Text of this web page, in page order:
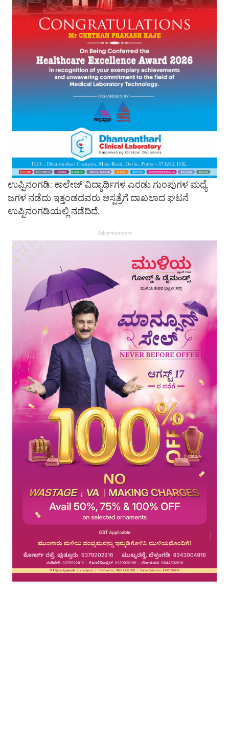
ಉಪ್ಪಿನಂಗಡಿ: ಕಾಲೇಜ್ ವಿದ್ಯಾರ್ಥಿಗಳ ಎರಡು ಗುಂಪುಗಳ ಮಧ್ಯೆ
ಜಗಳ ನಡೆದು ಇತ್ತಂಡದವರು ಆಸ್ಪತ್ರೆಗೆ ದಾಖಲಾದ ಘಟನೆ
ಉಪ್ಪಿನಂಗಡಿಯಲ್ಲಿ ನಡೆದಿದೆ.
Advertisement